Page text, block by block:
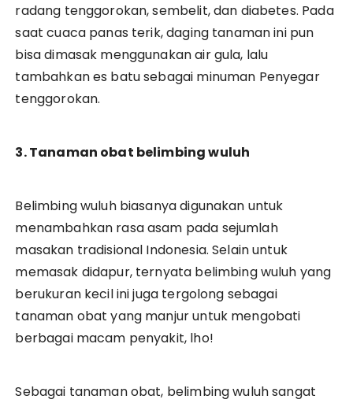
radang tenggorokan, sembelit, dan diabetes. Pada
saat cuaca panas terik, daging tanaman ini pun
bisa dimasak menggunakan air gula, lalu
tambahkan es batu sebagai minuman Penyegar
tenggorokan.
3. Tanaman obat belimbing wuluh
Belimbing wuluh biasanya digunakan untuk
menambahkan rasa asam pada sejumlah
masakan tradisional Indonesia. Selain untuk
memasak didapur, ternyata belimbing wuluh yang
berukuran kecil ini juga tergolong sebagai
tanaman obat yang manjur untuk mengobati
berbagai macam penyakit, lho!
Sebagai tanaman obat, belimbing wuluh sangat